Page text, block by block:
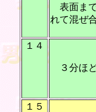
表面まで
れて混ぜ
１４
３分ほど
１５